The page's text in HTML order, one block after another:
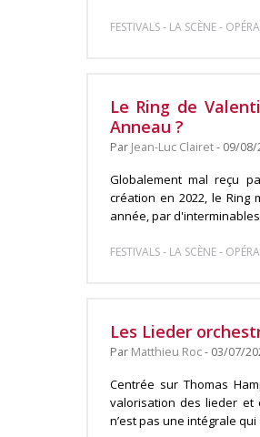
FESTIVALS- LA SCÈNE- OPÉRA
Le Ring de
Anneau ?
Par Jean-Luc Clairet- 09/08/
Globalement mal reçu
création en 2022, le Ring
année, par d'interminables
FESTIVALS- LA SCÈNE- OPÉRA
Les Lieder
Par Matthieu Roc- 03/07/
Centrée sur Thomas
valorisation des lieder et
n’est pas une intégrale qui